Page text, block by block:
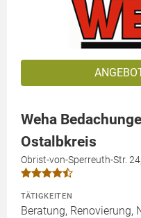
Weha
Ostalbkreis
Obrist-von-Sperreuth-Str.
TÄTIGKEITEN
Beratung, Renovierung,